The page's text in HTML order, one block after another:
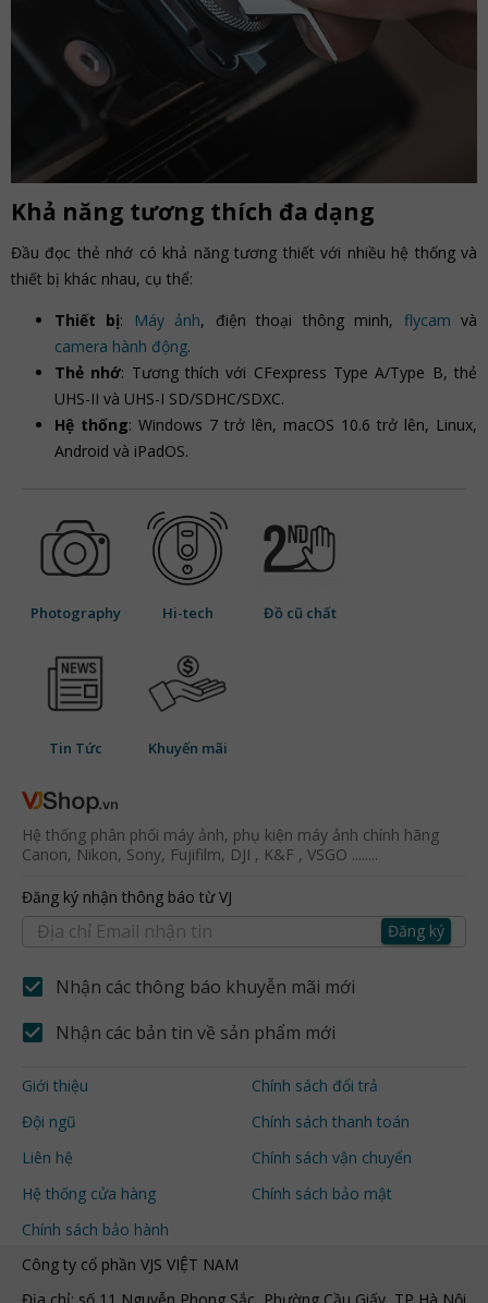
Khả năng tương thích đa dạng
Đầu đọc thẻ nhớ có khả năng tương thiết với nhiều hệ thống và
thiết bị khác nhau, cụ thể:
Thiết bị: Máy ảnh, điện thoại thông minh, flycam và
camera hành động.
Thẻ nhớ: Tương thích với CFexpress Type A/Type B, thẻ
UHS-II và UHS-I SD/SDHC/SDXC.
Hệ thống: Windows 7 trở lên, macOS 10.6 trở lên, Linux,
Android và iPadOS.
Photography Hi-tech Đồ cũ chất
Tin Tức Khuyến mãi
Hệ thống phân phối máy ảnh, phụ kiện máy ảnh chính hãng
Canon, Nikon, Sony, Fujifilm, DJI , K&F , VSGO ........
Đăng ký nhận thông báo từ VJ
Đăng ký
Nhận các thông báo khuyễn mãi mới
Nhận các bản tin về sản phẩm mới
Giới thiệu
Đội ngũ
Liên hệ
Hệ thống cửa hàng
Chính sách bảo hành
Chính sách đổi trả
Chính sách thanh toán
Chính sách vận chuyển
Chính sách bảo mật
Công ty cổ phần VJS VIỆT NAM